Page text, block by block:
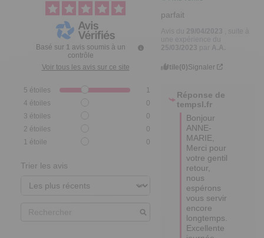
Basé sur 1 avis soumis à un
contrôle
Voir tous les avis sur ce site
5 étoiles
1
4 étoiles
0
3 étoiles
0
2 étoiles
0
1 étoile 0
Trier les avis
parfait
29/04/2023
une expérience du
25/03/2023
par A.A.
Utile(0)Signaler
Réponse de
tempsl.fr
Bonjour
ANNE-
MARIE,
Merci pour
votre gentil
retour,
nous
espérons
vous servir
encore
longtemps.
Excellente